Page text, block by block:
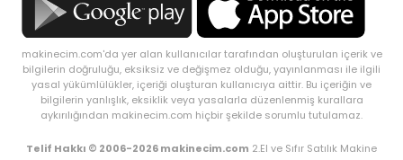
makinecim.com'da yer alan kullanıcılar tarafından oluşturulan içerik ve
bilgilerin doğruluğu, eksiksiz ve değişmez olduğu, yayınlanması ile ilgili
yasal yükümlülükler, içeriği oluşturan kullanıcıya aittir. Bu içeriğin ve
bilgilerin yanlışlık, eksiklik veya yasalarla düzenlenmiş kurallara
aykırılığından makinecim.com hiçbir şekilde sorumlu tutulamaz.
Telif Hakkı © 2006-2026 makinecim.com 2.El ve Sıfır Satılık Makine